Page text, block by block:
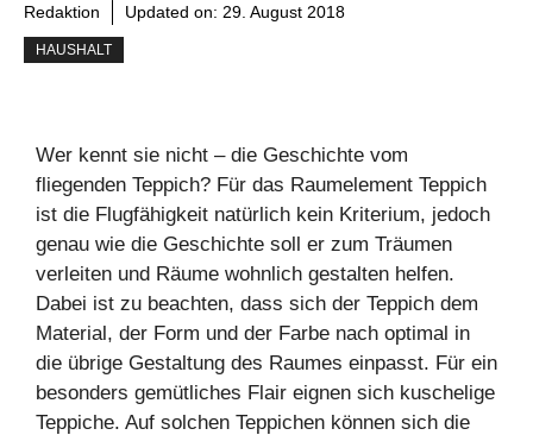
Redaktion Updated on: 29. August 2018
HAUSHALT
Wer kennt sie nicht – die Geschichte vom
fliegenden Teppich? Für das Raumelement Teppich
ist die Flugfähigkeit natürlich kein Kriterium, jedoch
genau wie die Geschichte soll er zum Träumen
verleiten und Räume wohnlich gestalten helfen.
Dabei ist zu beachten, dass sich der Teppich dem
Material, der Form und der Farbe nach optimal in
die übrige Gestaltung des Raumes einpasst. Für ein
besonders gemütliches Flair eignen sich kuschelige
Teppiche. Auf solchen Teppichen können sich die